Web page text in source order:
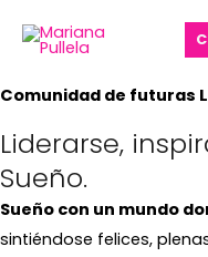
Universo
de Avance Juntas
Comunidad de futuras
Liderarse,
Sueño.
Sueño con un mundo
sintiéndose felices,